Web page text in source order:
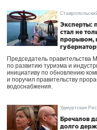
Эксперты:
стал не
прорывом,
Председатель
по развитию туризма и
инициативу по обновлению
и поручил правительству
водоснабжения.
Удмуртская
Бречалов
долго